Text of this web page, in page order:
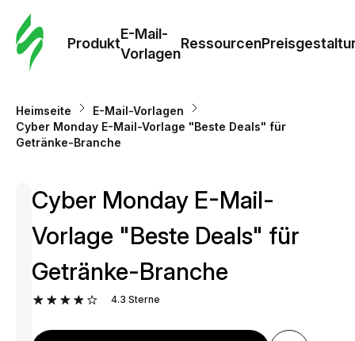
Produkt
E-Mail-
Vorlagen
Ressourcen
Heimseite
E-Mail-Vorlagen
Cyber Monday E-Mail-Vorlage "Beste Deals" für
Getränke-Branche
Cyber Monday E-Mail-
Vorlage "Beste Deals" für
Getränke-Branche
4.3 Sterne